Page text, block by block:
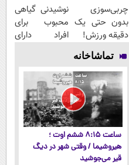
چربی‌سوزی
بدون حتی یک
دقیقه ورزش!
نوشیدنی گیاهی
محبوب برای
افراد دارای
تماشاخانه
ساعت ۸:۱۵ ششم اوت ؛
هیروشیما / وقتی شهر در دیگ
قیر می‌جوشید